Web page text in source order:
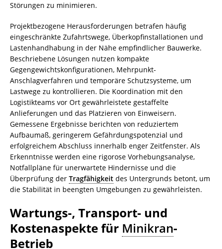
Störungen zu minimieren.
Projektbezogene Herausforderungen betrafen häufig
eingeschränkte Zufahrtswege, Überkopfinstallationen und
Lastenhandhabung in der Nähe empfindlicher Bauwerke.
Beschriebene Lösungen nutzen kompakte
Gegengewichtskonfigurationen, Mehrpunkt-
Anschlagverfahren und temporäre Schutzsysteme, um
Lastwege zu kontrollieren. Die Koordination mit den
Logistikteams vor Ort gewährleistete gestaffelte
Anlieferungen und das Platzieren von Einweisern.
Gemessene Ergebnisse berichten von reduziertem
Aufbaumaß, geringerem Gefährdungspotenzial und
erfolgreichem Abschluss innerhalb enger Zeitfenster. Als
Erkenntnisse werden eine rigorose Vorhebungsanalyse,
Notfallpläne für unerwartete Hindernisse und die
Überprüfung der Tragfähigkeit des Untergrunds betont, um
die Stabilität in beengten Umgebungen zu gewährleisten.
Wartungs-, Transport- und
Kostenaspekte für Minikran-
Betrieb